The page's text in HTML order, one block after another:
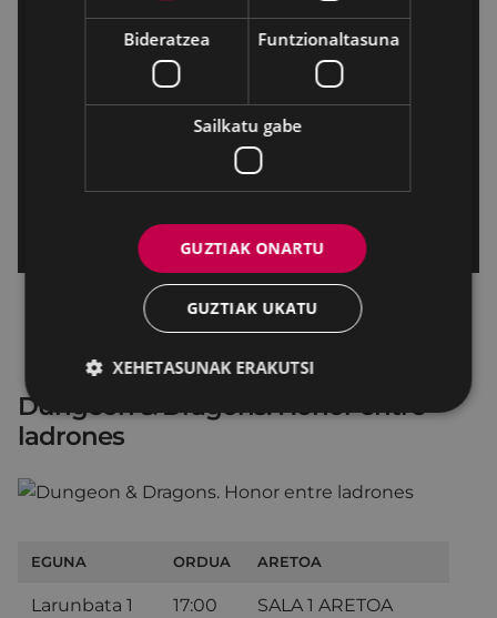
Dungeon & Dragons. Honor entre
ladrones
EGUNA ORDUA ARETOA
Larunbata 1 17:00 SALA 1 ARETOA
Bideratzea Funtzionaltasuna
Sailkatu gabe
GUZTIAK ONARTU
GUZTIAK UKATU
XEHETASUNAK ERAKUTSI